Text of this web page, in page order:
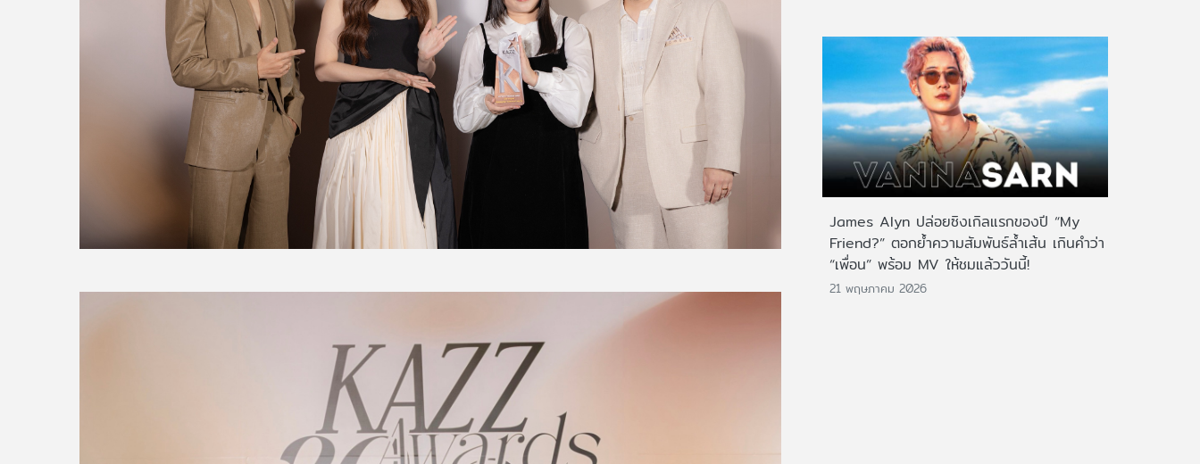
James Alyn ปล่อยซิงเกิลแรกของปี “My
Friend?” ตอกย้ำความสัมพันธ์ล้ำเส้น เกินคำว่า
“เพื่อน” พร้อม MV ให้ชมแล้ววันนี้!
21 พฤษภาคม 2026